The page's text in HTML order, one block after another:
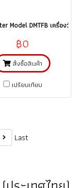
หลแบบอุลตร้าโซนิคชนิดรัด
Model DMTFB เครื่องวัด
฿0
สั่งซื้อสินค้า
เปรียบเทียบ
Last